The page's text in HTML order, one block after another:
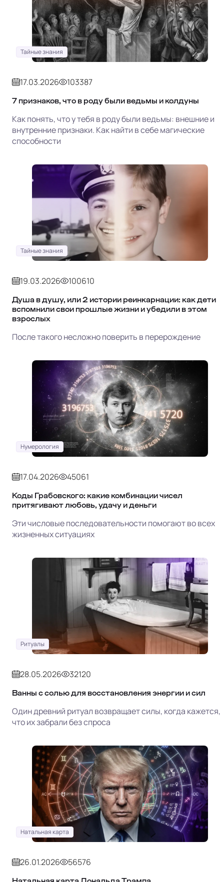
Тайные знания
17.03.2026 103387
7 признаков, что в роду были ведьмы и колдуны
Как понять, что у тебя в роду были ведьмы: внешние и
внутренние признаки. Как найти в себе магические
способности
Тайные знания
19.03.2026 100610
Душа в душу, или 2 истории реинкарнации: как дети
вспомнили свои прошлые жизни и убедили в этом
взрослых
После такого несложно поверить в перерождение
Нумерология
17.04.2026 45061
Коды Грабовского: какие комбинации чисел
притягивают любовь, удачу и деньги
Эти числовые последовательности помогают во всех
жизненных ситуациях
Ритуалы
28.05.2026 32120
Ванны с солью для восстановления энергии и сил
Один древний ритуал возвращает силы, когда кажется,
что их забрали без спроса
Натальная карта
26.01.2026 56576